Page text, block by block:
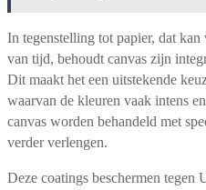
In tegenstelling tot papier, dat
van tijd, behoudt canvas zijn
Dit maakt het een uitstekende
waarvan de kleuren vaak intens
canvas worden behandeld met
verder verlengen.
Deze coatings beschermen tegen